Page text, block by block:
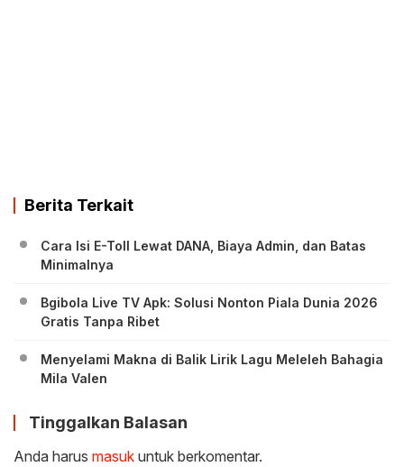
Berita Terkait
Cara Isi E-Toll Lewat DANA, Biaya Admin, dan Batas
Minimalnya
Bgibola Live TV Apk: Solusi Nonton Piala Dunia 2026
Gratis Tanpa Ribet
Menyelami Makna di Balik Lirik Lagu Meleleh Bahagia
Mila Valen
Tinggalkan Balasan
Anda harus masuk untuk berkomentar.